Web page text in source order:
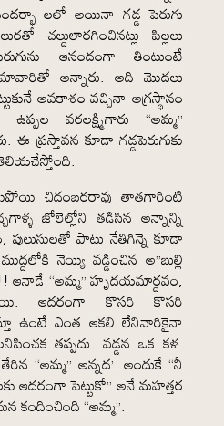
లలో అయినా గడ్డ పెరుగు
చల్దులారగించినట్లు పిల్లలు
ఆనందంగా తింటుంటే
మావారితో అన్నారు. అది మొదలు
అవకాశం వచ్చినా అగ్రస్థానం
వరలక్ష్మిగారు “అమ్మ”
ప్రస్తావన కూడా గడ్డపెరుగుకు
చిదంబరరావు తాతగారింటి
జోలెల్లోని తడిసిన అన్నాన్ని
పాటు నేతిగిన్నె కూడా
నెయ్యి వడ్డించిన అ”బుల్లి
ఆనాడే “అమ్మ” హృదయమార్దవం,
ఆదరంగా కొసరి కొసరి
ఉంటే ఎంత ఆకలి లేనివారికైనా
తప్పదు. వడ్డన ఒక కళ.
“అమ్మ” అన్నద’. అందుకే “నీ
ఆదరంగా పెట్టుకో” అనే మహత్తర
కందించింది “అమ్మ”.